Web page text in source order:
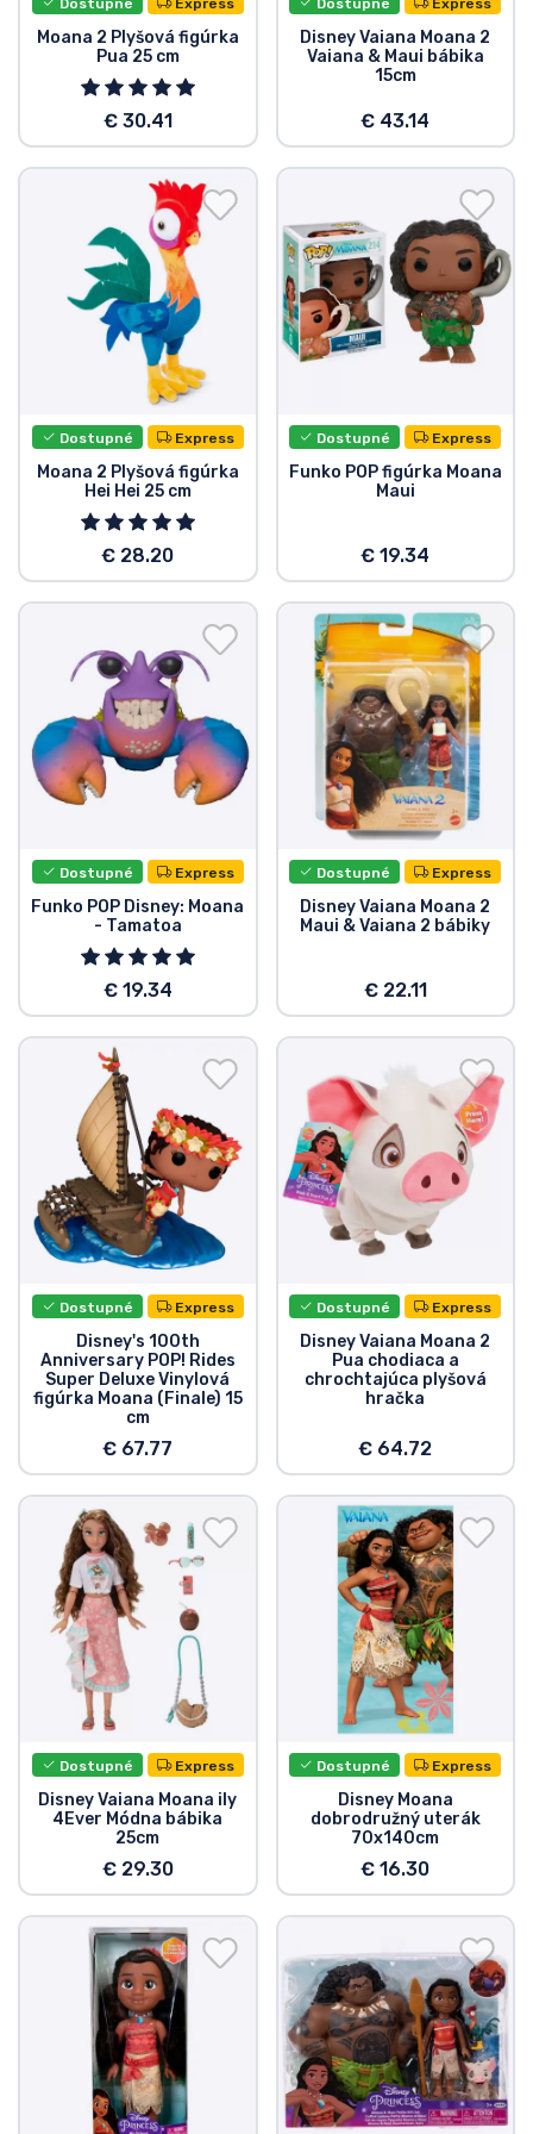
Moana 2 Plyšová figúrka
Pua 25 cm
€ 30.41
Disney Vaiana Moana 2
Vaiana & Maui bábika
15cm
€ 43.14
Dostupné Express
Moana 2 Plyšová figúrka
Hei Hei 25 cm
€ 28.20
Dostupné Express
Funko POP figúrka Moana
Maui
€ 19.34
Dostupné Express
Funko POP Disney: Moana
- Tamatoa
€ 19.34
Dostupné Express
Disney Vaiana Moana 2
Maui & Vaiana 2 bábiky
€ 22.11
Dostupné Express
Disney's 100th
Anniversary POP! Rides
Super Deluxe Vinylová
figúrka Moana (Finale) 15
cm
€ 67.77
Dostupné Express
Disney Vaiana Moana 2
Pua chodiaca a
chrochtajúca plyšová
hračka
€ 64.72
Dostupné Express
Disney Vaiana Moana ily
4Ever Módna bábika
25cm
€ 29.30
Dostupné Express
Disney Moana
dobrodružný uterák
70x140cm
€ 16.30
Typy výrobkov
Značky